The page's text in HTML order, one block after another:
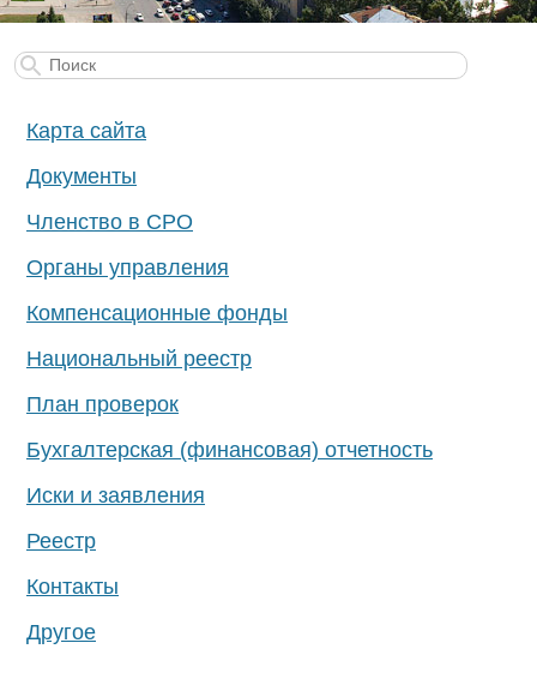
Карта сайта
Документы
Членство в СРО
Органы управления
Компенсационные фонды
Национальный реестр
План проверок
Бухгалтерская (финансовая) отчетность
Иски и заявления
Реестр
Контакты
Другое